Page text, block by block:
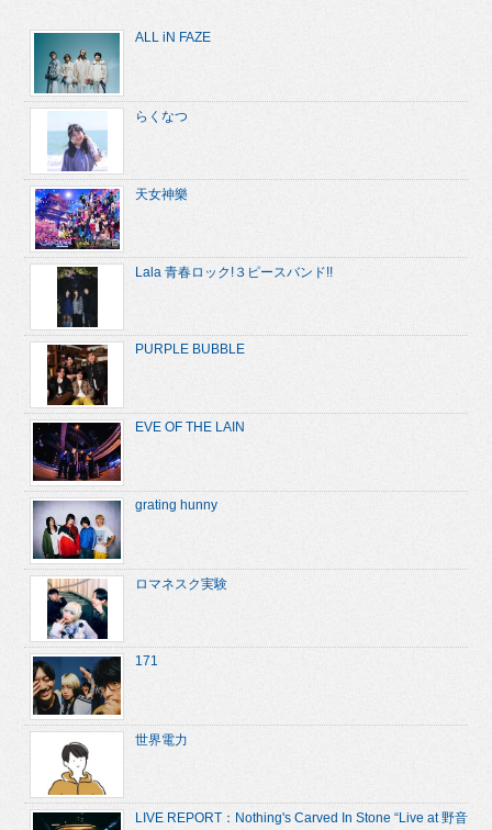
ALL iN FAZE
らくなつ
天女神樂
Lala 青春ロック!３ピースバンド!!
PURPLE BUBBLE
EVE OF THE LAIN
grating hunny
ロマネスク実験
171
世界電力
LIVE REPORT：Nothing's Carved In Stone “Live at 野音